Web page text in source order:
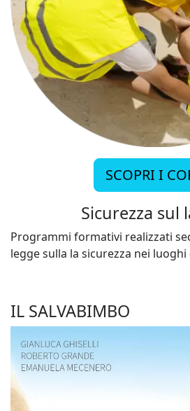
SCOPRI I
Sicurezza sul
Programmi formativi realizzati
legge sulla la sicurezza nei
IL SALVABIMBO